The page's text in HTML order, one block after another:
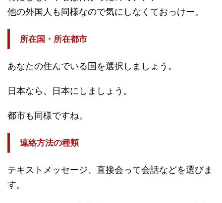
他の外国人も同様なので気にしなくておっけー。
所在国・所在都市
あなたの住んでいる国を選択しましょう。
日本なら、日本にしましょう。
都市も同様ですね。
連絡方法の種類
テキストメッセージ、直接会って会話などを選びま
す。